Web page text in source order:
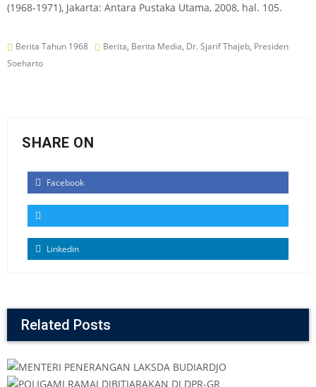
(1968-1971), Jakarta: Antara Pustaka Utama, 2008, hal. 105.
Berita Tahun 1968 Berita, Berita Media, Dr. Sjarif Thajeb, Presiden
Soeharto
SHARE ON
Facebook
Linkedin
Related Posts